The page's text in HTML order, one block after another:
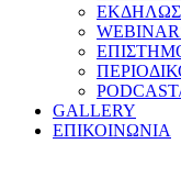
GALLERY
ΕΠΙΚΟΙΝΩΝΙΑ